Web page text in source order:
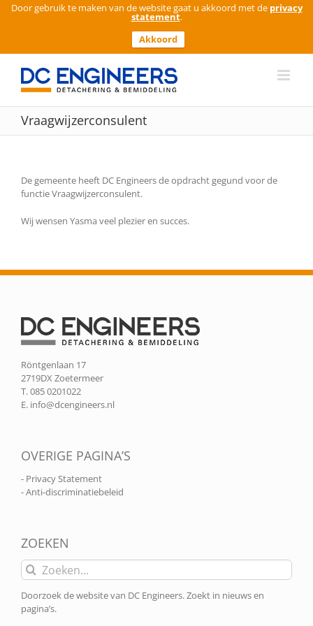
Door gebruik te maken van de website gaat u akkoord met de privacy
statement.
Akkoord
Ga
inhoud
Vraagwijzerconsulent
De gemeente heeft DC Engineers de opdracht gegund voor de
functie Vraagwijzerconsulent.
Wij wensen Yasma veel plezier en succes.
Röntgenlaan 17
2719DX Zoetermeer
T. 085 0201022
E. info@dcengineers.nl
OVERIGE PAGINA’S
- Privacy Statement
- Anti-discriminatiebeleid
ZOEKEN
Zoeken
naar:
Doorzoek de website van DC Engineers. Zoekt in nieuws en
pagina’s.